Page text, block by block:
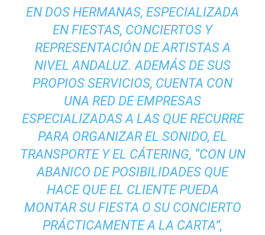
EN DOS HERMANAS, ESPECIALIZADA
EN FIESTAS, CONCIERTOS Y
REPRESENTACIÓN DE ARTISTAS A
NIVEL ANDALUZ. ADEMÁS DE SUS
PROPIOS SERVICIOS, CUENTA CON
UNA RED DE EMPRESAS
ESPECIALIZADAS A LAS QUE RECURRE
PARA ORGANIZAR EL SONIDO, EL
TRANSPORTE Y EL CÁTERING, “CON UN
ABANICO DE POSIBILIDADES QUE
HACE QUE EL CLIENTE PUEDA
MONTAR SU FIESTA O SU CONCIERTO
PRÁCTICAMENTE A LA CARTA”,